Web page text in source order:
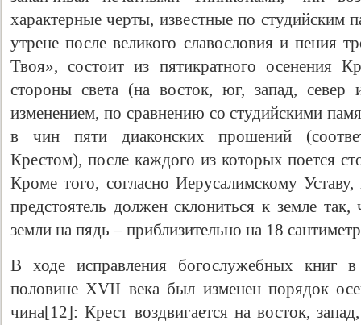
характерные черты, известные по студийским
утрене после великого славословия и пения
Твоя», состоит из пятикратного осенения
стороны света (на восток, юг, запад,
изменением, по сравнению со студийскими
в чин пяти диаконских прошений
Крестом), после каждого из которых поется
Кроме того, согласно Иерусалимскому
предстоятель должен склониться к земле
земли на пядь – приблизительно на 18
В ходе исправления богослужебных книг
половине XVII века был изменен порядок
чина[12]: Крест воздвигается на восток,